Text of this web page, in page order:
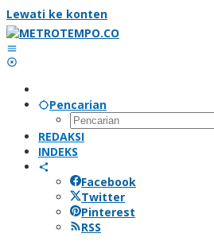
Lewati ke konten
Pencarian
REDAKSI
INDEKS
Facebook
Twitter
Pinterest
RSS